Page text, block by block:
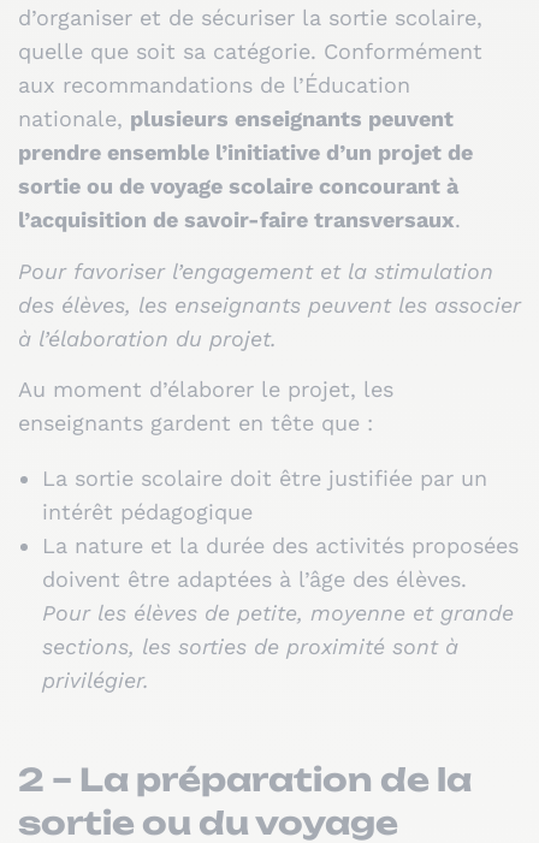
d’organiser et de sécuriser la sortie scolaire,
quelle que soit sa catégorie. Conformément
aux recommandations de l’Éducation
nationale, plusieurs enseignants peuvent
prendre ensemble l’initiative d’un projet de
sortie ou de voyage scolaire concourant à
l’acquisition de savoir-faire transversaux.
Pour favoriser l’engagement et la stimulation
des élèves, les enseignants peuvent les associer
à l’élaboration du projet.
Au moment d’élaborer le projet, les
enseignants gardent en tête que :
La sortie scolaire doit être justifiée par un
intérêt pédagogique
La nature et la durée des activités proposées
doivent être adaptées à l’âge des élèves.
Pour les élèves de petite, moyenne et grande
sections, les sorties de proximité sont à
privilégier.
2 – La préparation de la
sortie ou du voyage